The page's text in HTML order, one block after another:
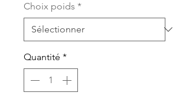
Choix poids *
Quantité *